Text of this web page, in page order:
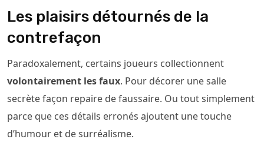
Les plaisirs détournés de la
contrefaçon
Paradoxalement, certains joueurs collectionnent
volontairement les faux. Pour décorer une salle
secrète façon repaire de faussaire. Ou tout simplement
parce que ces détails erronés ajoutent une touche
d’humour et de surréalisme.